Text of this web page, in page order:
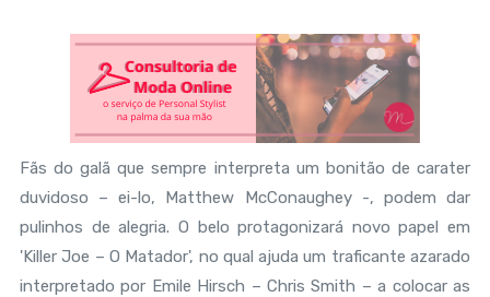
Fãs do galã que sempre interpreta um bonitão de carater
duvidoso – ei-lo, Matthew McConaughey -, podem dar
pulinhos de alegria. O belo protagonizará novo papel em
'Killer Joe – O Matador', no qual ajuda um traficante azarado
interpretado por Emile Hirsch – Chris Smith – a colocar as